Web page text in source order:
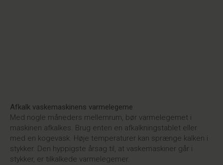
Afkalk vaskemaskinens varmelegeme
Med nogle måneders mellemrum, bør varmelegemet i
maskinen afkalkes. Brug enten en afkalkningstablet eller
med en kogevask. Høje temperaturer kan sprænge kalken i
stykker. Den hyppigste årsag til, at vaskemaskiner går i
stykker, er tilkalkede varmelegemer.